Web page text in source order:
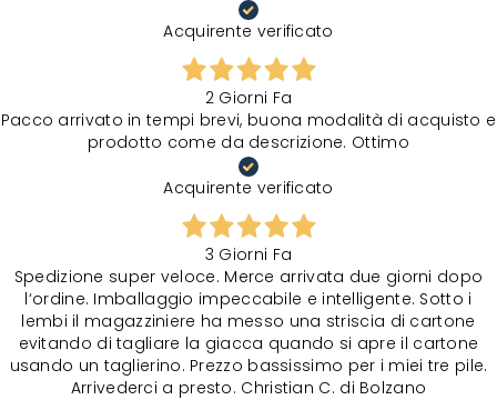
Acquirente verificato
2 Giorni Fa
Pacco arrivato in tempi brevi, buona modalità di acquisto e
prodotto come da descrizione. Ottimo
Acquirente verificato
3 Giorni Fa
Spedizione super veloce. Merce arrivata due giorni dopo
l‘ordine. Imballaggio impeccabile e intelligente. Sotto i
lembi il magazziniere ha messo una striscia di cartone
evitando di tagliare la giacca quando si apre il cartone
usando un taglierino. Prezzo bassissimo per i miei tre pile.
Arrivederci a presto. Christian C. di Bolzano